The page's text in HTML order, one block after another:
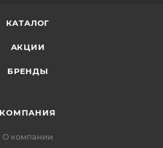
КАТАЛОГ
АКЦИИ
БРЕНДЫ
КОМПАНИЯ
О компании